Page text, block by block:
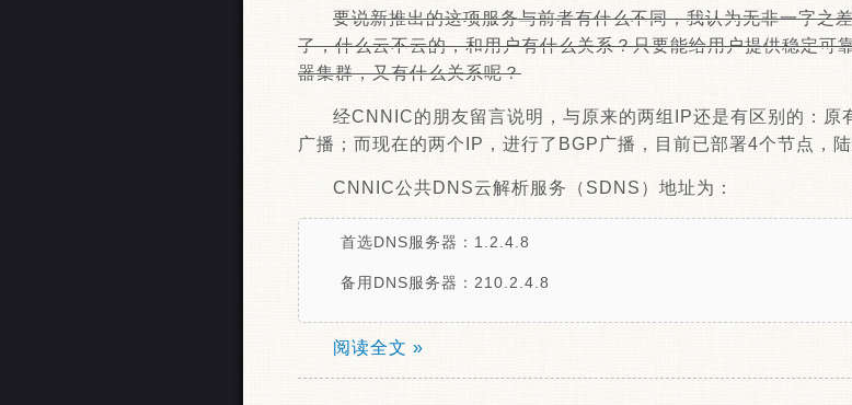
要说新推出的这项服务与前者有什么不同，我认为无非一字之
了，什么云不云的，和用户有什么关系？只要能给用户提供稳定可
器集群，又有什么关系呢？
经CNNIC的朋友留言说明，与原来的两组IP还是有区别的：原
广播；而现在的两个IP，进行了BGP广播，目前已部署4个节点，陆
CNNIC公共DNS云解析服务（SDNS）地址为：
首选DNS服务器：1.2.4.8
备用DNS服务器：210.2.4.8
阅读全文 »